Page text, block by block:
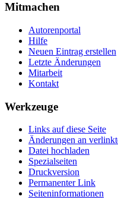
Mitmachen
Autorenportal
Hilfe
Neuen Eintrag erstellen
Letzte Änderungen
Mitarbeit
Kontakt
Werkzeuge
Links auf diese Seite
Änderungen an
Datei hochladen
Spezialseiten
Druckversion
Permanenter Link
Seiten­­informationen